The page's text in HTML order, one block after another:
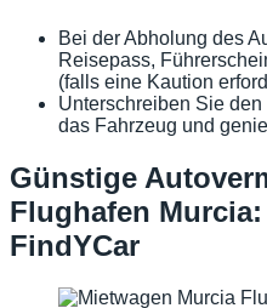
Bei der Abholung des
Reisepass,
(falls eine Kaution
Unterschreiben Sie
das Fahrzeug und
Günstige
Flughafen
FindYCar